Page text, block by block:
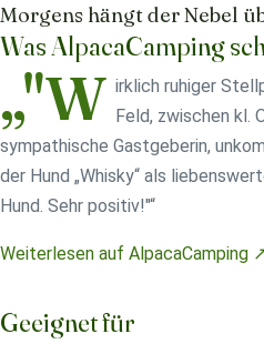
Morgens hängt der Nebel
Was AlpacaCamping
„"W irklich ruhiger
Feld, zwischen kl.
sympathische Gastgeberin,
der Hund „Whisky“ als
Hund. Sehr positiv!"“
Weiterlesen auf AlpacaCamping
Geeignet für